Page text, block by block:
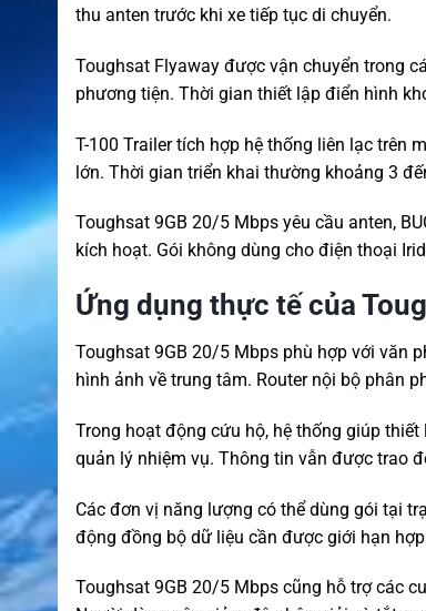
thu anten trước khi xe tiếp tục di chuyển.
Toughsat Flyaway được vận chuyển trong
phương tiện. Thời gian thiết lập điển hình
T-100 Trailer tích hợp hệ thống liên lạc trên
lớn. Thời gian triển khai thường khoảng 3
Toughsat 9GB 20/5 Mbps yêu cầu anten,
kích hoạt. Gói không dùng cho điện thoại
Ứng dụng thực tế của
Toughsat 9GB 20/5 Mbps phù hợp với văn
hình ảnh về trung tâm. Router nội bộ phân
Trong hoạt động cứu hộ, hệ thống giúp
quản lý nhiệm vụ. Thông tin vẫn được trao
Các đơn vị năng lượng có thể dùng gói tại
động đồng bộ dữ liệu cần được giới hạn hợp
Toughsat 9GB 20/5 Mbps cũng hỗ trợ các